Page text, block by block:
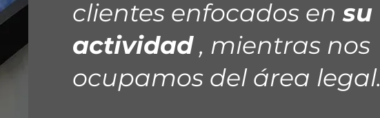
clientes enfocados ensu
actividad, mientras nos
ocupamos del área legal.